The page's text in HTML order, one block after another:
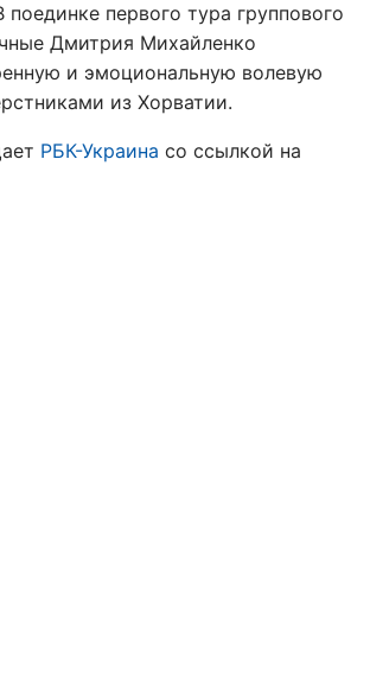
первого тура группового
Дмитрия Михайленко
и эмоциональную волевую
из Хорватии.
РБК-Украина со ссылкой на